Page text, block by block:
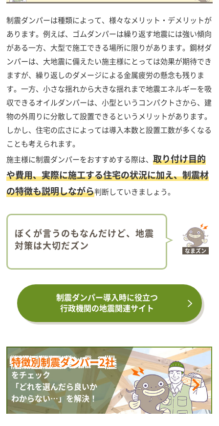
制震ダンパーは種類によって、様々なメリット・デメリットが
あります。例えば、ゴムダンパーは繰り返す地震には強い傾向
がある一方、大型で施工できる場所に限りがあります。鋼材ダ
ンパーは、大地震に備えたい施主様にとっては効果が期待でき
ますが、繰り返しのダメージによる金属疲労の懸念も残りま
す。一方、小さな揺れから大きな揺れまで地震エネルギーを吸
収できるオイルダンパーは、小型というコンパクトさから、建
物の外周りに分散して設置できるというメリットがあります。
しかし、住宅の広さによっては導入本数と設置工数が多くなる
ことも考えられます。
施主様に制震ダンパーをおすすめする際は、取り付け目的
や費用、実際に施工する住宅の状況に加え、制震材
の特徴も説明しながら判断していきましょう。
ぼくが言うのもなんだけど、地震
対策は大切だズン
なまズン
制震ダンパー導入時に役立つ
行政機関の地震関連サイト
特徴別制震ダンパー2社
をチェック
「どれを選んだら良いか
わからない…」を解決！